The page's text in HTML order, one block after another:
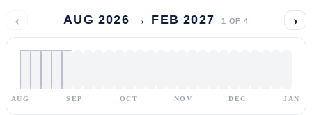
‹ AUG 2026 → FEB 2027 1 OF 4 ›
AUG SEP OCT NOV DEC JAN